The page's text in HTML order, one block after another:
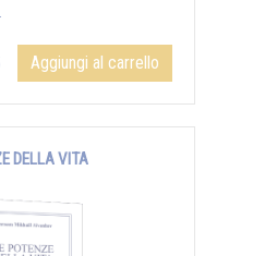
Aggiungi al carrello
DELLA VITA